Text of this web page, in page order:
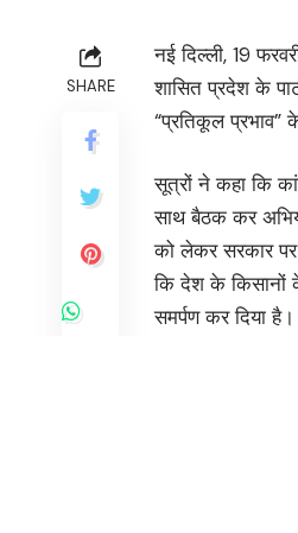
SHARE
नई दिल्ली, 19
शासित प्रदेश के
“प्रतिकूल
सूत्रों ने कहा कि
साथ बैठक कर
को लेकर सरकार
कि देश के किसानों
समर्पण कर दिया है।